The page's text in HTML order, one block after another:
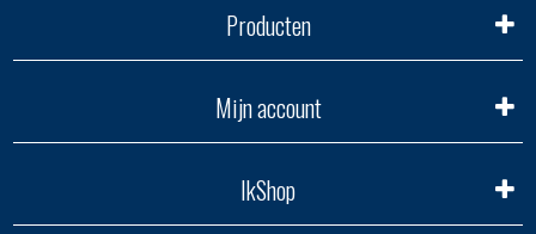
Producten
Mijn account
IkShop